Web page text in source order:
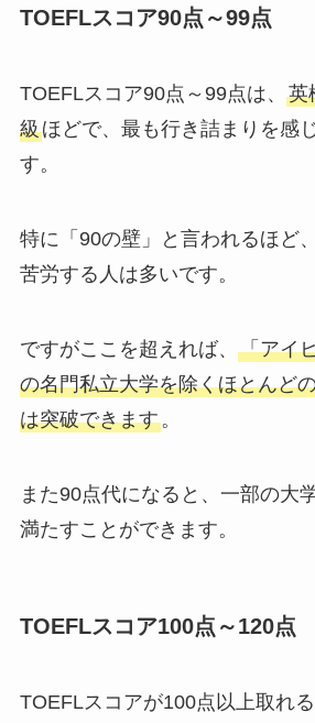
TOEFLスコア90点～99点
TOEFLスコア90点～99点は、 英
級ほどで、最も行き詰まりを感
す。
特に「90の壁」と言われるほど
苦労する人は多いです。
ですがここを超えれば、 「アイ
の名門私立大学を除くほとんど
は突破できます。
また90点代になると、一部の大
満たすことができます。
TOEFLスコア100点～120点
TOEFLスコアが100点以上取れ